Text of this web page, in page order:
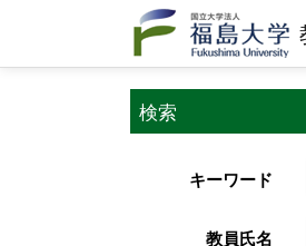
検索
キーワード
教員氏名